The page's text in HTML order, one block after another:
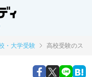
・大学受験 高校受験のスピ